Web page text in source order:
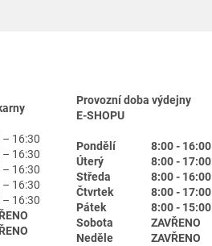
– 16:30
– 16:30
– 16:30
– 16:30
– 16:30
Provozní doba výdejny
E-SHOPU
Pondělí
8:00 - 16:00
Úterý
8:00 - 17:00
Středa
8:00 - 16:00
Čtvrtek
8:00 - 17:00
Pátek
8:00 - 15:00
Sobota
ZAVŘENO
Neděle
ZAVŘENO